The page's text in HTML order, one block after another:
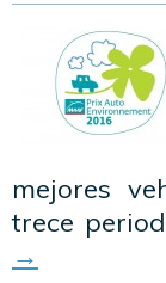
mejores
trece
→